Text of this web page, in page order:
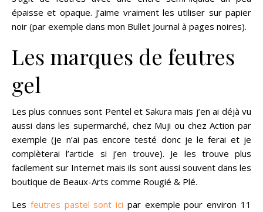
épaisse et opaque. J’aime vraiment les utiliser sur papier
noir (par exemple dans mon Bullet Journal à pages noires).
Les marques de feutres
gel
Les plus connues sont Pentel et Sakura mais j’en ai déjà vu
aussi dans les supermarché, chez Muji ou chez Action par
exemple (je n’ai pas encore testé donc je le ferai et je
complèterai l’article si j’en trouve). Je les trouve plus
facilement sur Internet mais ils sont aussi souvent dans les
boutique de Beaux-Arts comme Rougié & Plé.
Les feutres pastel sont ici par exemple pour environ 11